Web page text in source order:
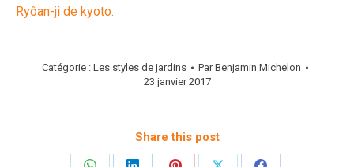
Ryôan-ji de kyoto.
Catégorie : Les styles de jardins ParBenjamin Michelon
23 janvier 2017
Share this post